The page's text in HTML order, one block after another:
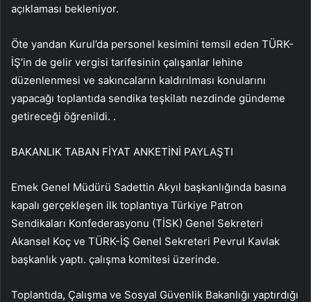
açıklaması bekleniyor.
Öte yandan Kurul’da personel kesimini temsil eden TÜRK-
İŞ’in de gelir vergisi tarifesinin çalışanlar lehine
düzenlenmesi ve sakıncaların kaldırılması konularını
yapacağı toplantıda sendika teşkilatı nezdinde gündeme
getireceği öğrenildi. .
BAKANLIK TABAN FİYAT ANKETİNİ PAYLAŞTI
Emek Genel Müdürü Sadettin Akyıl başkanlığında basına
kapalı gerçekleşen ilk toplantıya Türkiye Patron
Sendikaları Konfederasyonu (TİSK) Genel Sekreteri
Akansel Koç ve TÜRK-İŞ Genel Sekreteri Pevrul Kavlak
başkanlık yaptı. çalışma komitesi üzerinde.
Toplantıda, Çalışma ve Sosyal Güvenlik Bakanlığı yaptırdığı